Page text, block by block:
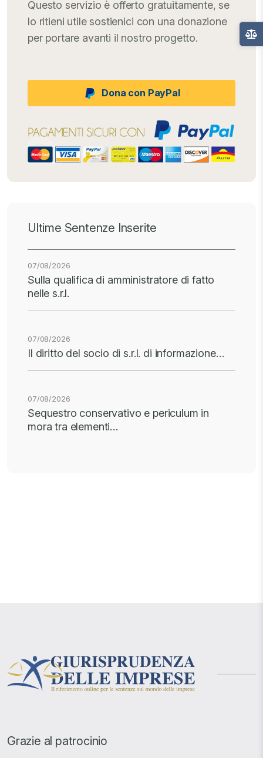
Questo servizio è offerto gratuitamente, se
lo ritieni utile sostienici con una donazione
per portare avanti il nostro progetto.
Dona con PayPal
Ultime Sentenze Inserite
07/08/2026
Sulla qualifica di amministratore di fatto
nelle s.r.l.
07/08/2026
Il diritto del socio di s.r.l. di informazione…
07/08/2026
Sequestro conservativo e periculum in
mora tra elementi…
Grazie al patrocinio